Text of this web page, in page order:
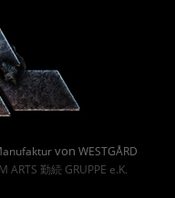
von WESTGÅRD
ARTS 勤続 GRUPPE e.K.